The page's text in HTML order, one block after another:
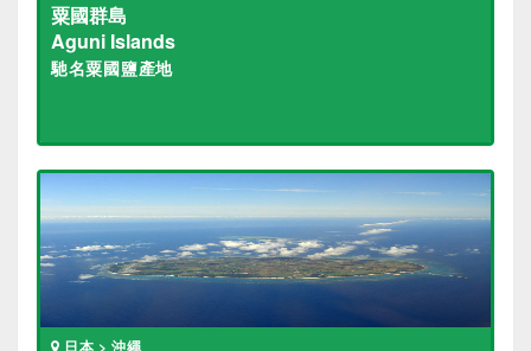
粟國群島
Aguni Islands
馳名粟國鹽產地
日本 > 沖繩